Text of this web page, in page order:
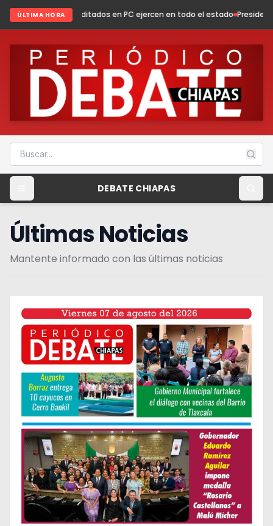
ÚLTIMA HORA
en PC ejercen en todo el estado Presidenta Fabiola Ricci
DEBATE CHIAPAS
Últimas Noticias
Mantente informado con las últimas noticias